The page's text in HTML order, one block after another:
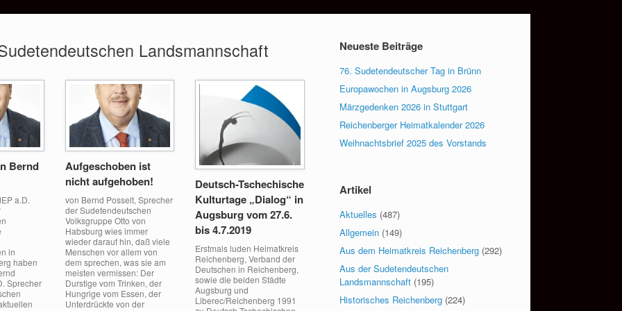
Landsmannschaft
Bernd
a.D.
in
haben
Sprecher
Aufgeschoben ist
nicht aufgehoben!
von Bernd Posselt, Sprecher
der Sudetendeutschen
Volksgruppe Otto von
Habsburg wies immer
wieder darauf hin, daß viele
Menschen vor allem von
dem sprechen, was sie am
meisten vermissen: Der
Durstige vom Trinken, der
Hungrige vom Essen, der
Unterdrückte von der
Deutsch-Tschechische
Kulturtage „Dialog“ in
Augsburg vom 27.6.
bis 4.7.2019
Erstmals luden Heimatkreis
Reichenberg, Verband der
Deutschen in Reichenberg,
sowie die beiden Städte
Augsburg und
Liberec/Reichenberg 1991
Neueste Beiträge
76. Sudetendeutscher Tag in Brünn
Europawochen in Augsburg 2026
Märzgedenken 2026 in Stuttgart
Reichenberger Heimatkalender 2026
Weihnachtsbrief 2025 des Vorstands
Artikel
Aktuelles (487)
Allgemein (149)
Aus dem Heimatkreis Reichenberg (292)
Aus der Sudetendeutschen
Landsmannschaft (195)
Historisches Reichenberg (224)